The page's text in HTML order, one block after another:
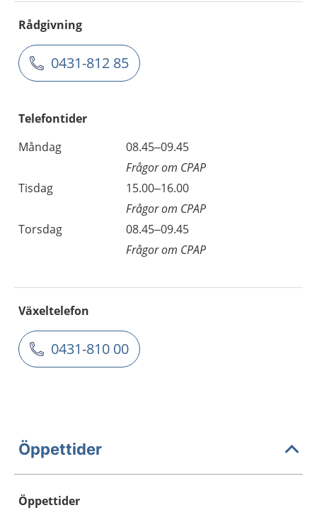
Rådgivning
0431-812 85
Telefontider
Måndag
08.45–09.45
Frågor om CPAP
Tisdag
15.00–16.00
Frågor om CPAP
Torsdag
08.45–09.45
Frågor om CPAP
Växeltelefon
0431-810 00
Öppettider
Öppettider